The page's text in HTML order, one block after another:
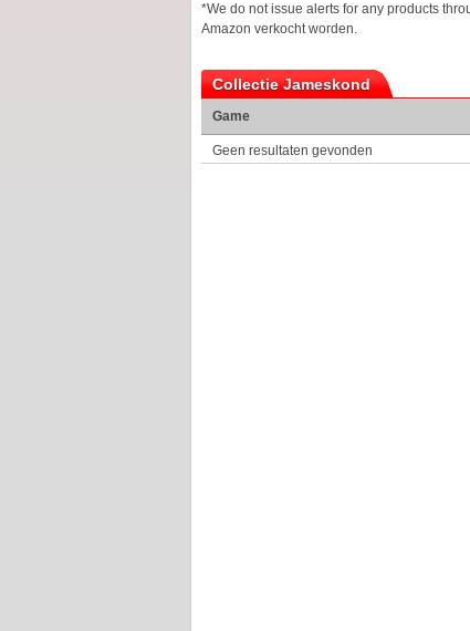
*We do not issue alerts for any products
Amazon verkocht worden.
Collectie Jameskond
Game
Geen resultaten gevonden